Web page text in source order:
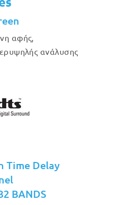
αφής,
ανάλυσης
Time Delay
BANDS